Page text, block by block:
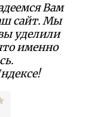
Вам
сайт. Мы
уделили
именно